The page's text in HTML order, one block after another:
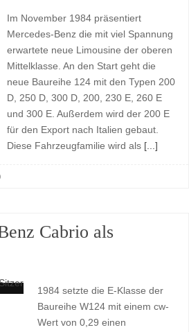
Im November 1984 präsentiert
Mercedes-Benz die mit viel Spannung
erwartete neue Limousine der oberen
Mittelklasse. An den Start geht die
neue Baureihe 124 mit den Typen 200
D, 250 D, 300 D, 200, 230 E, 260 E
und 300 E. Außerdem wird der 200 E
für den Export nach Italien gebaut.
Diese Fahrzeugfamilie wird als [...]
Cabrio als
1984 setzte die E-Klasse der
Baureihe W124 mit einem cw-
Wert von 0,29 einen